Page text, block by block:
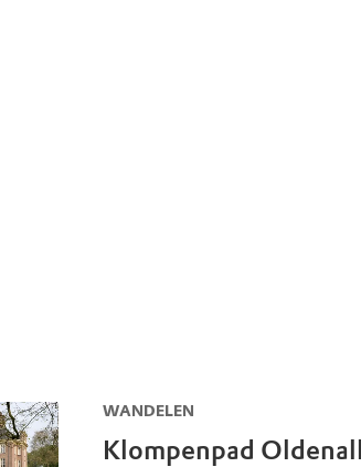
WANDELEN
Klompenpad